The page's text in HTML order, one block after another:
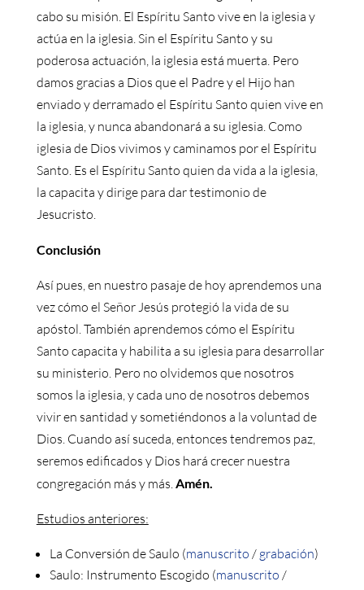
cabo su misión. El Espíritu Santo vive en la iglesia y
actúa en la iglesia. Sin el Espíritu Santo y su
poderosa actuación, la iglesia está muerta. Pero
damos gracias a Dios que el Padre y el Hijo han
enviado y derramado el Espíritu Santo quien vive en
la iglesia, y nunca abandonará a su iglesia. Como
iglesia de Dios vivimos y caminamos por el Espíritu
Santo. Es el Espíritu Santo quien da vida a la iglesia,
la capacita y dirige para dar testimonio de
Jesucristo.
Conclusión
Así pues, en nuestro pasaje de hoy aprendemos una
vez cómo el Señor Jesús protegió la vida de su
apóstol. También aprendemos cómo el Espíritu
Santo capacita y habilita a su iglesia para desarrollar
su ministerio. Pero no olvidemos que nosotros
somos la iglesia, y cada uno de nosotros debemos
vivir en santidad y sometiéndonos a la voluntad de
Dios. Cuando así suceda, entonces tendremos paz,
seremos edificados y Dios hará crecer nuestra
congregación más y más.Amén.
Estudios anteriores:
La Conversión de Saulo (manuscrito / grabación)
Saulo: Instrumento Escogido (manuscrito /